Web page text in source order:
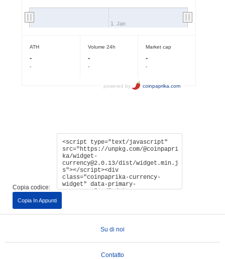
Copia codice:
Copia In Appunti
Su di noi
Contatto